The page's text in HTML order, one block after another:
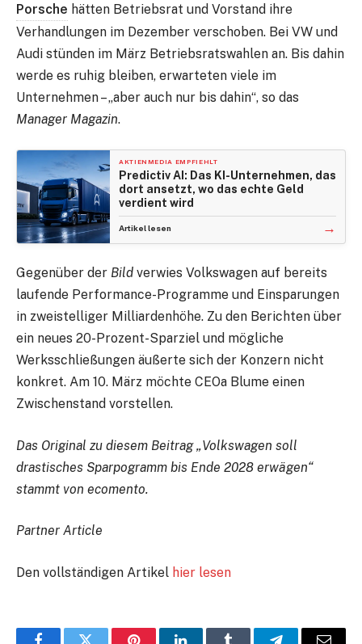
Porsche hätten Betriebsrat und Vorstand ihre
Verhandlungen im Dezember verschoben. Bei VW und
Audi stünden im März Betriebsratswahlen an. Bis dahin
werde es ruhig bleiben, erwarteten viele im
Unternehmen – „aber auch nur bis dahin“, so das
Manager Magazin.
AKTIENMEDIA EMPFIEHLT
Predictiv AI: Das KI-Unternehmen, das
dort ansetzt, wo das echte Geld
verdient wird
Artikel lesen →
Gegenüber der Bild verwies Volkswagen auf bereits
laufende Performance-Programme und Einsparungen
in zweistelliger Milliardenhöhe. Zu den Berichten über
ein neues 20-Prozent-Sparziel und mögliche
Werksschließungen äußerte sich der Konzern nicht
konkret. Am 10. März möchte CEOa Blume einen
Zwischenstand vorstellen.
Das Original zu diesem Beitrag „Volkswagen soll
drastisches Sparpogramm bis Ende 2028 erwägen“
stammt von ecomento.
Partner Article
Den vollständigen Artikel hier lesen